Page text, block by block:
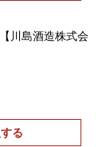
川島酒造株式会
る